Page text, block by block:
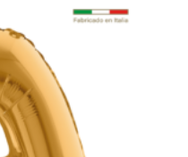
producto
tiene